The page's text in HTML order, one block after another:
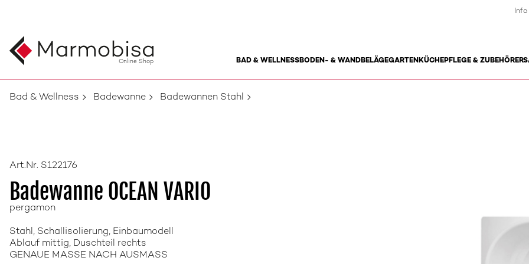
Online Shop BAD & WELLNESSBODEN- & WANDBELÄGEGARTENKÜCHEPFLEGE & ZUBEHÖR
Info
Bad & Wellness Badewanne Badewannen Stahl
Art.Nr. S122176
Badewanne OCEAN VARIO
pergamon
Stahl, Schallisolierung, Einbaumodell
Ablauf mittig, Duschteil rechts
GENAUE MASSE NACH AUSMASS